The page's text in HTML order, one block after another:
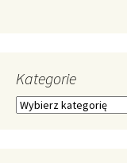
Kategorie
Kategorie